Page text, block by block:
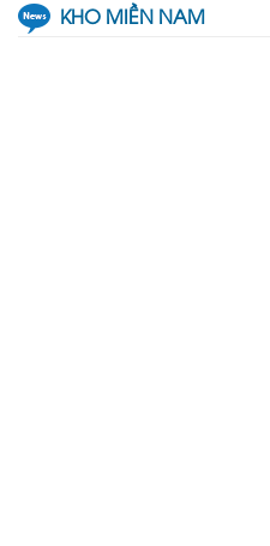
KHO MIỀN NAM